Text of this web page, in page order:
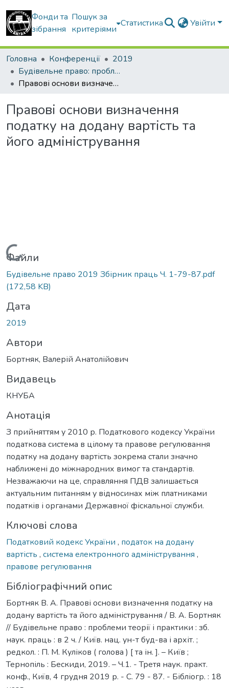
Фонди та
зібрання
Пошук за
критеріями
Статистика Увійти
Головна Конференції
2019
Будівельне право: проблеми теорії і практики
Правові основи визначення податку на додану вартість та його адміністрування
Правові основи визначення
податку на додану вартість та
його адміністрування
Вантажиться...
Файли
Будівельне право 2019 Збірник праць Ч. 1-79-87.pdf
(172,58 KB)
Дата
2019
Автори
Бортняк, Валерій Анатолійович
Видавець
КНУБА
Анотація
З прийняттям у 2010 р. Податкового кодексу України
податкова система в цілому та правове регулювання
податку на додану вартість зокрема стали значно
наближені до міжнародних вимог та стандартів.
Незважаючи на це, справляння ПДВ залишається
актуальним питанням у відносинах між платниками
податків і органами Державної фіскальної служби.
Ключові слова
Податковий кодекс України , податок на додану
вартість , система електронного адміністрування ,
правове регулювання
Бібліографічний опис
Бортняк В. А. Правові основи визначення податку на
додану вартість та його адміністрування / В. А. Бортняк
// Будівельне право : проблеми теорії і практики : зб.
наук. праць : в 2 ч. / Київ. нац. ун-т буд-ва і архіт. ;
редкол. : П. М. Куліков ( голова ) [ та ін. ]. – Київ ;
Тернопіль : Бескиди, 2019. – Ч.1. - Третя наук. практ.
конф., Київ, 4 грудня 2019 р. - С. 79 - 87. - Бібліогр. : 18